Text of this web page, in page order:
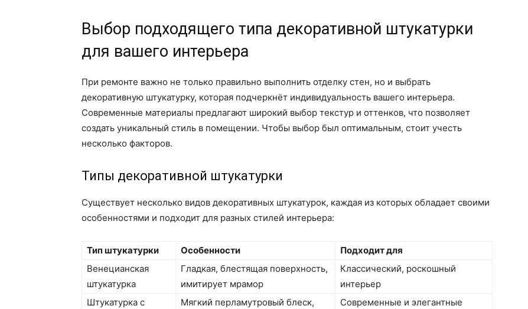
Выбор подходящего типа декоративной штукатурки
для вашего интерьера
При ремонте важно не только правильно выполнить отделку стен, но и выбрать
декоративную штукатурку, которая подчеркнёт индивидуальность вашего интерьера.
Современные материалы предлагают широкий выбор текстур и оттенков, что позволяет
создать уникальный стиль в помещении. Чтобы выбор был оптимальным, стоит учесть
несколько факторов.
Типы декоративной штукатурки
Существует несколько видов декоративных штукатурок, каждая из которых обладает своими
особенностями и подходит для разных стилей интерьера:
Тип штукатурки Особенности
Подходит для
Венецианская
штукатурка
Гладкая, блестящая поверхность,
имитирует мрамор
Классический, роскошный
интерьер
Штукатурка с
Мягкий перламутровый блеск,
Современные и элегантные